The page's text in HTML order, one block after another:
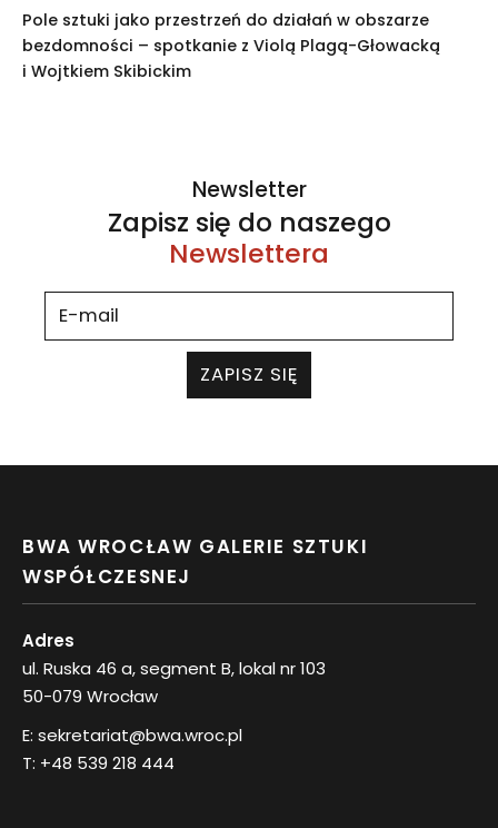
Pole sztuki jako przestrzeń do działań w obszarze
bezdomności – spotkanie z Violą Plagą-Głowacką
i Wojtkiem Skibickim
Newsletter
Zapisz się do naszego
Newslettera
ZAPISZ SIĘ
BWA WROCŁAW GALERIE SZTUKI
WSPÓŁCZESNEJ
Adres
ul. Ruska 46 a, segment B, lokal nr 103
50-079 Wrocław
E: sekretariat@bwa.wroc.pl
T: +48 539 218 444